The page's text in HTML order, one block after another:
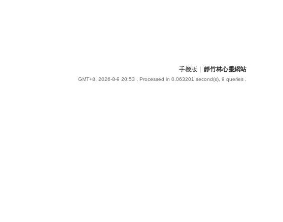
手機版 靜竹林心靈網站
GMT+8, 2026-8-9 20:53 , Processed in 0.063201 second(s), 9 queries .